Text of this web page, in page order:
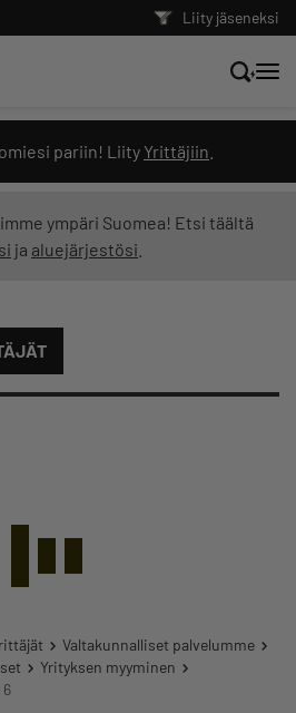
Liity jäseneksi
pariin! Liity Yrittäjiin
ympäri Suomea! Etsi täältä
ja aluejärjestösi
Valtakunnalliset palvelumme
Yrityksen myyminen
6
kysy suoraan
näytä kaikki sisältö